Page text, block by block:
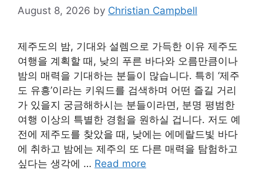
August 8, 2026 by Christian Campbell
제주도의 밤, 기대와 설렘으로 가득한 이유 제주도
여행을 계획할 때, 낮의 푸른 바다와 오름만큼이나
밤의 매력을 기대하는 분들이 많습니다. 특히 ‘제주
도 유흥’이라는 키워드를 검색하며 어떤 즐길 거리
가 있을지 궁금해하시는 분들이라면, 분명 평범한
여행 이상의 특별한 경험을 원하실 겁니다. 저도 예
전에 제주도를 찾았을 때, 낮에는 에메랄드빛 바다
에 취하고 밤에는 제주의 또 다른 매력을 탐험하고
싶다는 생각에 … Read more